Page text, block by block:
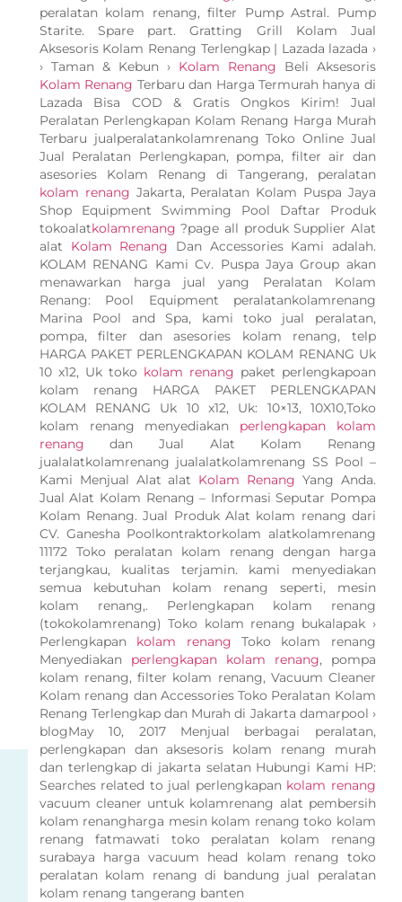
peralatan kolam renang, filter Pump Astral. Pump
Starite. Spare part. Gratting Grill Kolam Jual
Aksesoris Kolam Renang Terlengkap | Lazada lazada ›
› Taman & Kebun ›Kolam Renang Beli Aksesoris
Kolam Renang Terbaru dan Harga Termurah hanya di
Lazada Bisa COD & Gratis Ongkos Kirim! Jual
Peralatan Perlengkapan Kolam Renang Harga Murah
Terbaru jualperalatankolamrenang Toko Online Jual
Jual Peralatan Perlengkapan, pompa, filter air dan
asesories Kolam Renang di Tangerang, peralatan
kolam renang Jakarta, Peralatan Kolam Puspa Jaya
Shop Equipment Swimming Pool Daftar Produk
tokoalatkolamrenang ?page all produk Supplier Alat
alat Kolam Renang Dan Accessories Kami adalah.
KOLAM RENANG Kami Cv. Puspa Jaya Group akan
menawarkan harga jual yang Peralatan Kolam
Renang: Pool Equipment peralatankolamrenang
Marina Pool and Spa, kami toko jual peralatan,
pompa, filter dan asesories kolam renang, telp
HARGA PAKET PERLENGKAPAN KOLAM RENANG Uk
10 x12, Uk toko kolam renang paket perlengkapoan
kolam renang HARGA PAKET PERLENGKAPAN
KOLAM RENANG Uk 10 x12, Uk: 10×13, 10X10,Toko
kolam renang menyediakan perlengkapan kolam
renang dan Jual Alat Kolam Renang
jualalatkolamrenang jualalatkolamrenang SS Pool –
Kami Menjual Alat alat Kolam Renang Yang Anda.
Jual Alat Kolam Renang – Informasi Seputar Pompa
Kolam Renang. Jual Produk Alat kolam renang dari
CV. Ganesha Poolkontraktorkolam alatkolamrenang
11172 Toko peralatan kolam renang dengan harga
terjangkau, kualitas terjamin. kami menyediakan
semua kebutuhan kolam renang seperti, mesin
kolam renang,. Perlengkapan kolam renang
(tokokolamrenang) Toko kolam renang bukalapak ›
Perlengkapan kolam renang Toko kolam renang
Menyediakan perlengkapan kolam renang, pompa
kolam renang, filter kolam renang, Vacuum Cleaner
Kolam renang dan Accessories Toko Peralatan Kolam
Renang Terlengkap dan Murah di Jakarta damarpool ›
blogMay 10, 2017 Menjual berbagai peralatan,
perlengkapan dan aksesoris kolam renang murah
dan terlengkap di jakarta selatan Hubungi Kami HP:
Searches related to jual perlengkapan kolam renang
vacuum cleaner untuk kolamrenang alat pembersih
kolam renangharga mesin kolam renang toko kolam
renang fatmawati toko peralatan kolam renang
surabaya harga vacuum head kolam renang toko
peralatan kolam renang di bandung jual peralatan
kolam renang tangerang banten